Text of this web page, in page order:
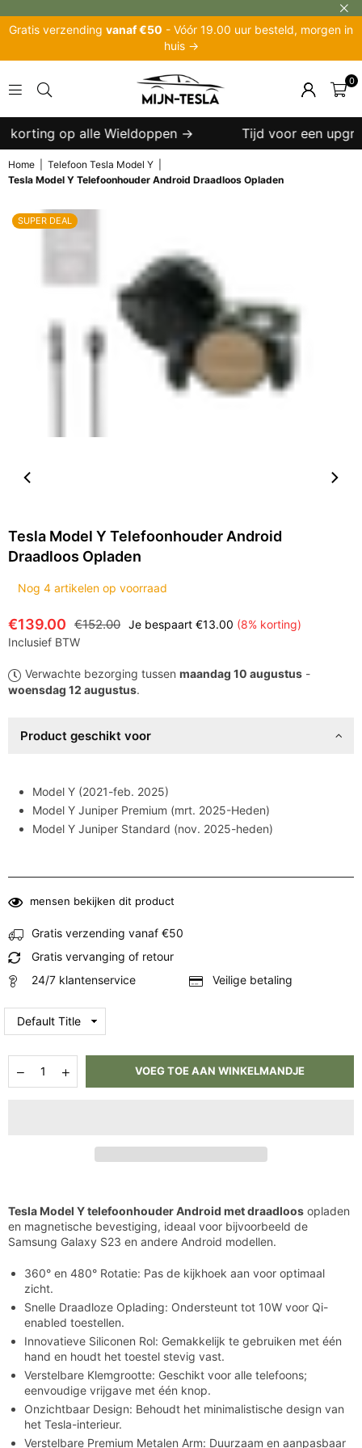
Gratis verzending vanaf €50 - Vóór 19.00 uur besteld, morgen in
huis →
TESLA
0
op alle Wieldoppen → Tijd voor een
Home Telefoon Tesla Model Y
Tesla Model Y Telefoonhouder Android Draadloos Opladen
SUPER DEAL
Tesla Model Y Telefoonhouder Android
Draadloos Opladen
Nog 4 artikelen op voorraad
Normale
prijs
€139.00 €152.00 Je bespaart €13.00 (8% korting)
Inclusief BTW
Verwachte bezorging tussen maandag 10 augustus -
woensdag 12 augustus.
Product geschikt voor
Model Y (2021-feb. 2025)
Model Y Juniper Premium (mrt. 2025-Heden)
Model Y Juniper Standard (nov. 2025-heden)
mensen bekijken dit product
Gratis verzending vanaf €50
Gratis vervanging of retour
24/7 klantenservice
Veilige betaling
Aantal
verlagen
Aantal
verhogen
VOEG TOE AAN WINKELMANDJE
Tesla Model Y telefoonhouder Android met draadloos opladen
en magnetische bevestiging, ideaal voor bijvoorbeeld de
Samsung Galaxy S23 en andere Android modellen.
360° en 480° Rotatie: Pas de kijkhoek aan voor optimaal
zicht.
Snelle Draadloze Oplading: Ondersteunt tot 10W voor Qi-
enabled toestellen.
Innovatieve Siliconen Rol: Gemakkelijk te gebruiken met één
hand en houdt het toestel stevig vast.
Verstelbare Klemgrootte: Geschikt voor alle telefoons;
eenvoudige vrijgave met één knop.
Onzichtbaar Design: Behoudt het minimalistische design van
het Tesla-interieur.
Verstelbare Premium Metalen Arm: Duurzaam en aanpasbaar